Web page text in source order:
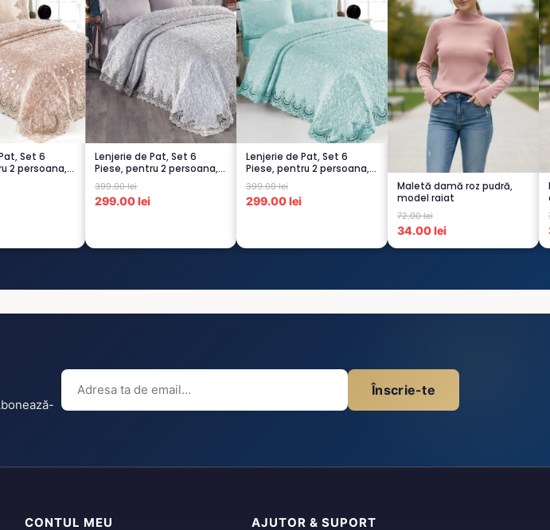
Set 6
2 persoana,
Lenjerie de Pat, Set 6
Piese, pentru 2 persoana,
GRI -1...
399.00 lei
299.00 lei
Lenjerie de Pat, Set 6
Piese, pentru 2 persoana,
TURCOA...
399.00 lei
299.00 lei
Maletă damă roz pudră,
model raiat
72.00 lei
34.00 lei
Înscrie-te
CONTUL MEU AJUTOR & SUPORT